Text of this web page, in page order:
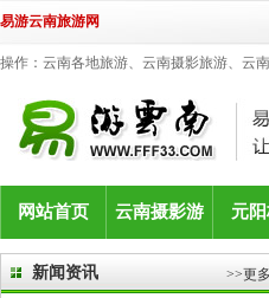
易游云南旅游网
操作：云南各地旅游、云南摄影旅游、云
网站首页 云南摄影游 元阳
新闻资讯 >>更多